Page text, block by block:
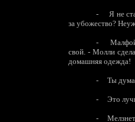
-
Я не
за убожество?
-
свой. - Молли
домашняя одежда!
- Ты
- Это
-